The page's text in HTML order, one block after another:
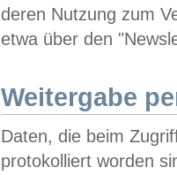
deren Nutzung zum
etwa über den
Weitergabe
Daten, die beim
protokolliert worden